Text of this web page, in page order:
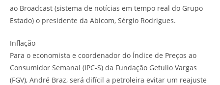
ao Broadcast (sistema de notícias em tempo real do Grupo
Estado) o presidente da Abicom, Sérgio Rodrigues.
Inflação
Para o economista e coordenador do Índice de Preços ao
Consumidor Semanal (IPC-S) da Fundação Getulio Vargas
(FGV), André Braz, será difícil a petroleira evitar um reajuste